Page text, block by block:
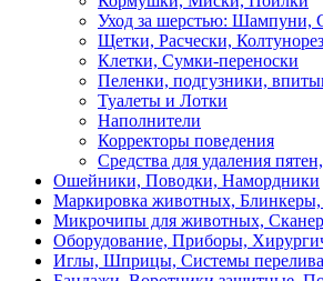
Уход за шерстью: Шампуни,
Щетки, Расчески,
Клетки, Сумки-переноски
Пеленки, подгузники,
Туалеты и Лотки
Наполнители
Корректоры поведения
Средства для удаления
Ошейники, Поводки, Намордники
Маркировка животных,
Микрочипы для животных,
Оборудование, Приборы,
Иглы, Шприцы, Системы